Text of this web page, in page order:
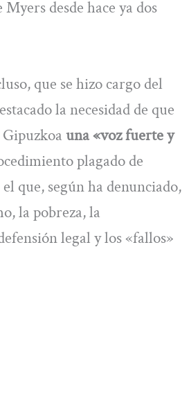
desde hace ya dos
que se hizo cargo del
la necesidad de que
una «voz fuerte y
plagado de
que, según ha denunciado,
la pobreza, la
legal y los «fallos»